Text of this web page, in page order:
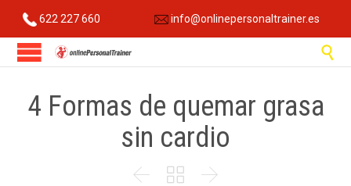
622 227 660 info@onlinepersonaltrainer.es

4 Formas de quemar grasa
sin cardio
  